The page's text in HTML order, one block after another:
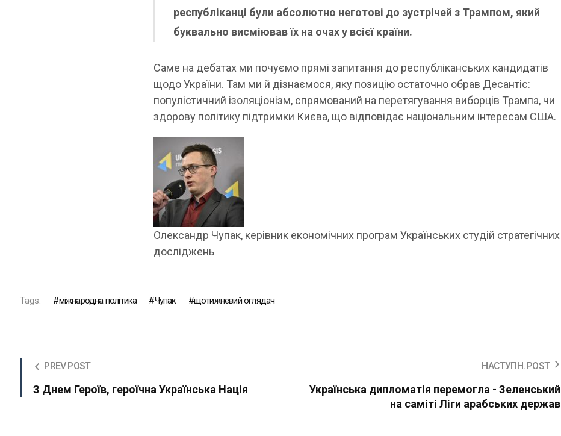
республіканці були абсолютно неготові до зустрічей з Трампом, який
буквально висміював їх на очах у всієї країни.
Саме на дебатах ми почуємо прямі запитання до республіканських кандидатів
щодо України. Там ми й дізнаємося, яку позицію остаточно обрав Десантіс:
популістичний ізоляціонізм, спрямований на перетягування виборців Трампа, чи
здорову політику підтримки Києва, що відповідає національним інтересам США.
Олександр Чупак, керівник економічних програм Українських студій стратегічних
досліджень
Tags: міжнародна політика Чупак щотижневий оглядач
PREV POST
З Днем Героїв, героїчна Українська Нація
НАСТУПН. POST
Українська дипломатія перемогла - Зеленський
на саміті Ліги арабських держав